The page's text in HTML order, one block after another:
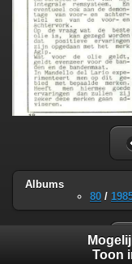
Albums
80 /
Toon